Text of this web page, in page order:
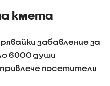
кмета
забавление за
6000 души
посетители